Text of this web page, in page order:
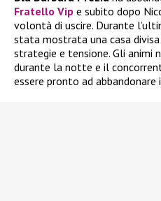
Fratello Vip e subito dopo
volontà di uscire. Durante
stata mostrata una casa
strategie e tensione. Gli animi
durante la notte e il
essere pronto ad abbandonare